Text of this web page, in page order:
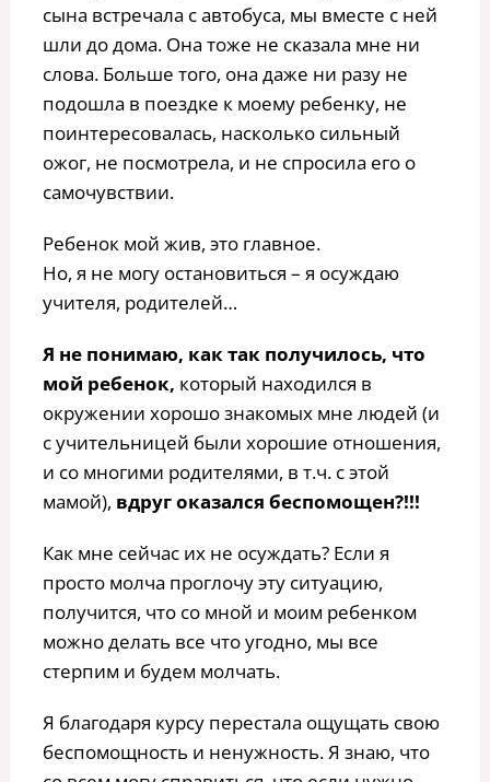
сына встречала с автобуса, мы вместе с ней
шли до дома. Она тоже не сказала мне ни
слова. Больше того, она даже ни разу не
подошла в поездке к моему ребенку, не
поинтересовалась, насколько сильный
ожог, не посмотрела, и не спросила его о
самочувствии.
Ребенок мой жив, это главное.
Но, я не могу остановиться – я осуждаю
учителя, родителей…
Я не понимаю, как так получилось, что
мой ребенок, который находился в
окружении хорошо знакомых мне людей (и
с учительницей были хорошие отношения,
и со многими родителями, в т.ч. с этой
мамой), вдруг оказался беспомощен?!!!
Как мне сейчас их не осуждать? Если я
просто молча проглочу эту ситуацию,
получится, что со мной и моим ребенком
можно делать все что угодно, мы все
стерпим и будем молчать.
Я благодаря курсу перестала ощущать свою
беспомощность и ненужность. Я знаю, что